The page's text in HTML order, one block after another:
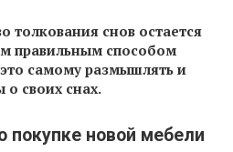
толкования снов остается
правильным способом
самому размышлять и
о своих снах.
покупке новой мебели